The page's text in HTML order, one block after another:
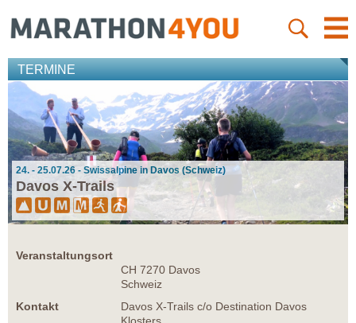
TERMINE
24. - 25.07.26 - Swissalpine in Davos (Schweiz)
Davos X-Trails
Veranstaltungsort
CH 7270 Davos
Schweiz
Kontakt
Davos X-Trails c/o Destination Davos